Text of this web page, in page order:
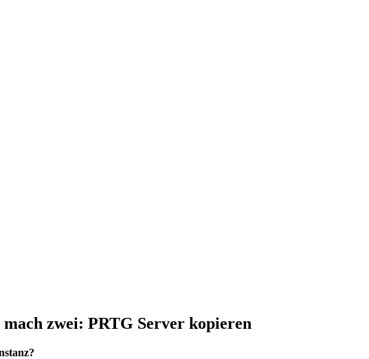
zwei: PRTG Server kopieren